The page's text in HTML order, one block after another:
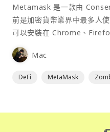
Metamask 是一款由
前是加密貨幣業界中最多人
可以安裝在 Chrome、
為插件使用，具備許多功能
Mac
DeFi MetaMask